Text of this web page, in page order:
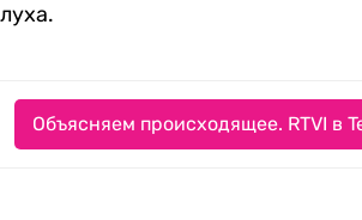
Объясняем происходящее. RTVI в